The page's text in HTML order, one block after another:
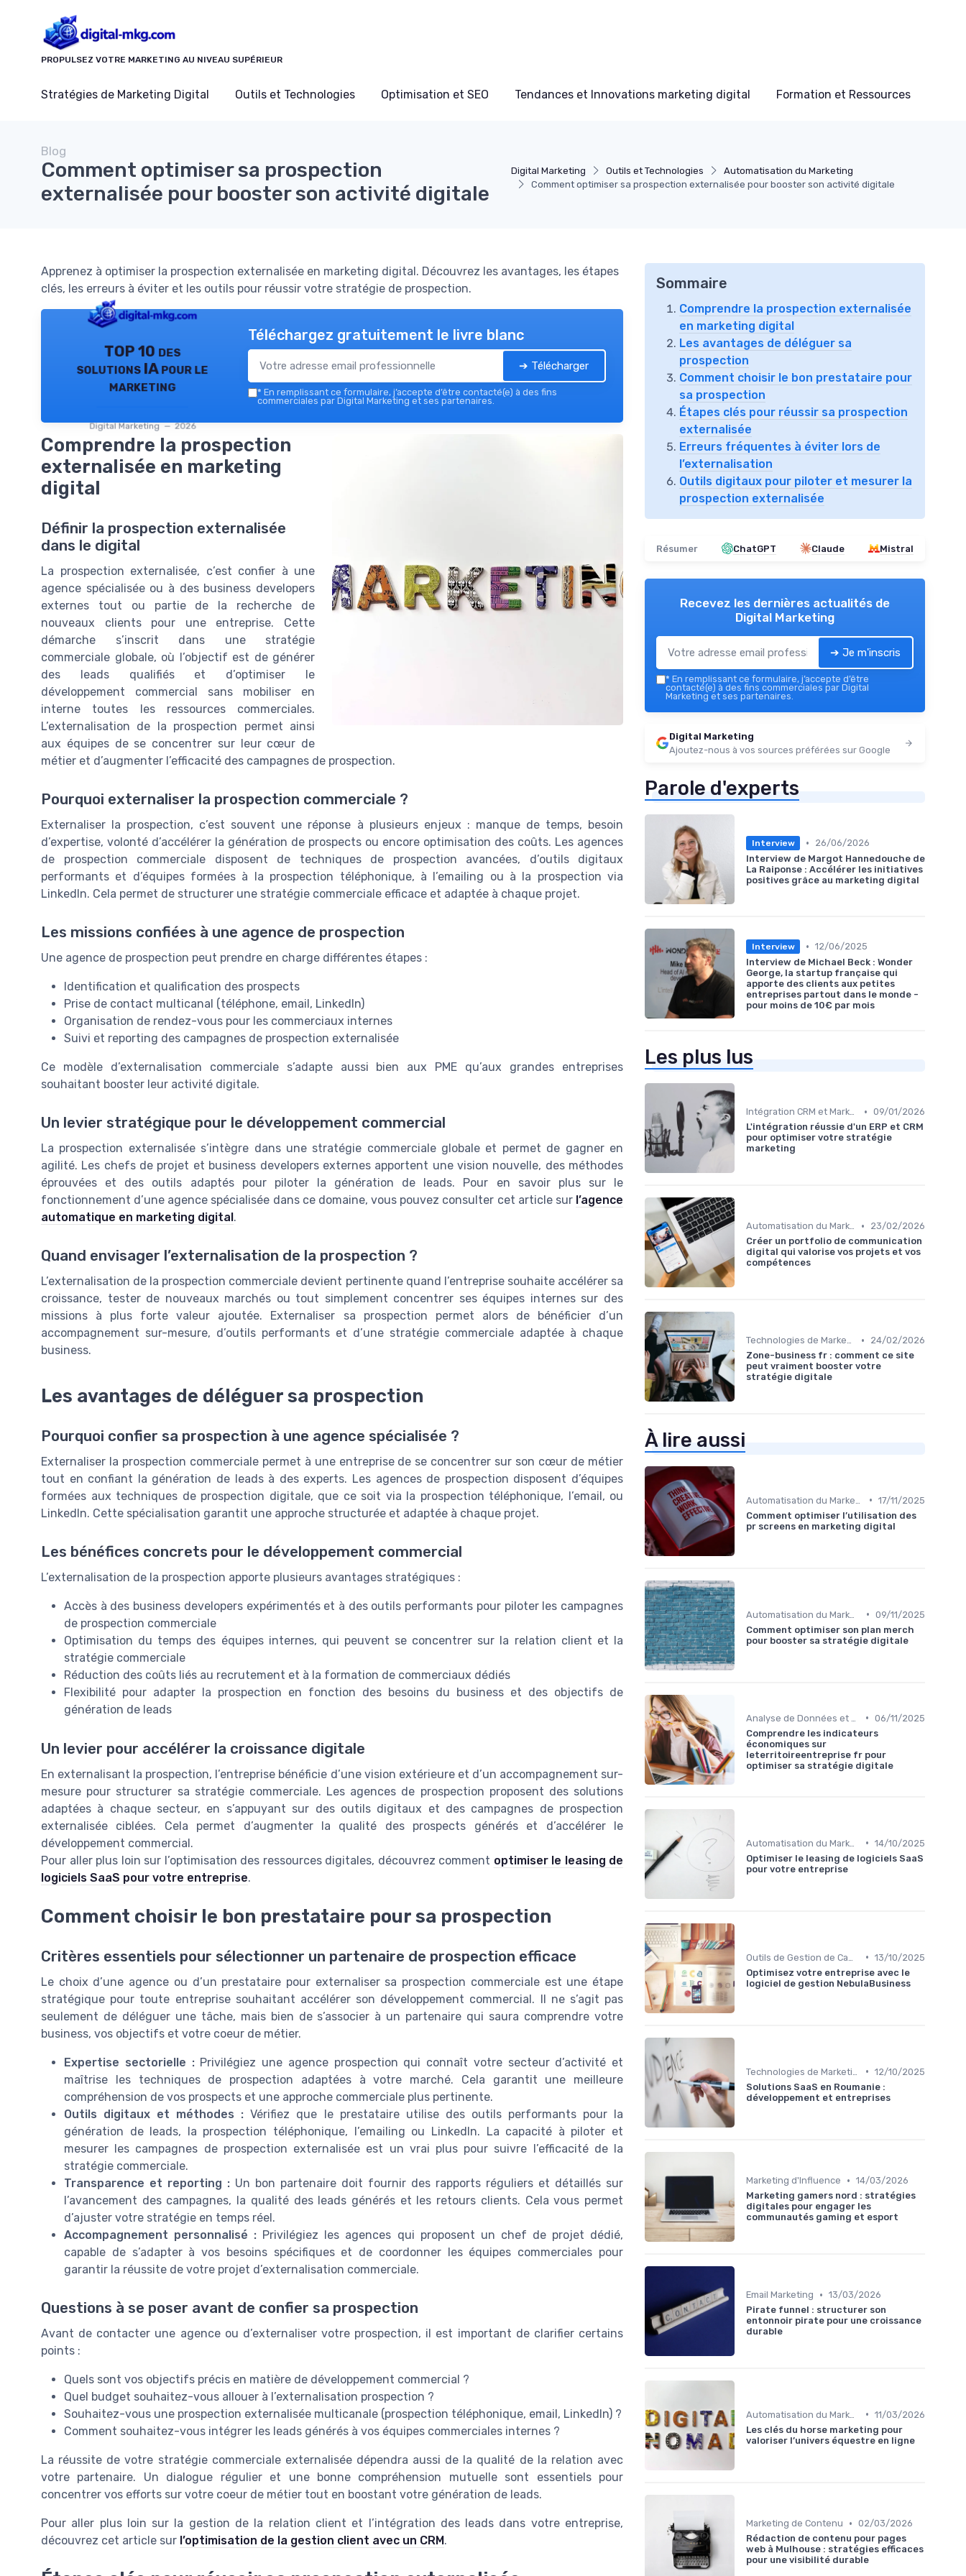
PROPULSEZ VOTRE MARKETING AU NIVEAU SUPÉRIEUR
Stratégies de Marketing Digital Outils et Technologies Optimisation et SEO Tendances et Innovations marketing digital Formation et Ressources
Digital Marketing Outils et Technologies
Automatisation du Marketing
Comment optimiser sa prospection externalisée pour booster son activité digitale
Blog
Comment optimiser sa prospection
externalisée pour booster son activité digitale
Apprenez à optimiser la prospection externalisée en marketing digital. Découvrez les avantages, les étapes
clés, les erreurs à éviter et les outils pour réussir votre stratégie de prospection.
TOP 10 des
solutions IA pour le
marketing
Digital Marketing — 2026
Téléchargez gratuitement le livre blanc
➔ Télécharger
* En remplissant ce formulaire, j’accepte d’être contacté(e) à des fins
commerciales par Digital Marketing et ses partenaires.
Comprendre la prospection
externalisée en marketing
digital
Définir la prospection externalisée
dans le digital
La prospection externalisée, c’est confier à une
agence spécialisée ou à des business developers
externes tout ou partie de la recherche de
nouveaux clients pour une entreprise. Cette
démarche s’inscrit dans une stratégie
commerciale globale, où l’objectif est de générer
des leads qualifiés et d’optimiser le
développement commercial sans mobiliser en
interne toutes les ressources commerciales.
L’externalisation de la prospection permet ainsi
aux équipes de se concentrer sur leur cœur de
métier et d’augmenter l’efficacité des campagnes de prospection.
Pourquoi externaliser la prospection commerciale ?
Externaliser la prospection, c’est souvent une réponse à plusieurs enjeux : manque de temps, besoin
d’expertise, volonté d’accélérer la génération de prospects ou encore optimisation des coûts. Les agences
de prospection commerciale disposent de techniques de prospection avancées, d’outils digitaux
performants et d’équipes formées à la prospection téléphonique, à l’emailing ou à la prospection via
LinkedIn. Cela permet de structurer une stratégie commerciale efficace et adaptée à chaque projet.
Les missions confiées à une agence de prospection
Une agence de prospection peut prendre en charge différentes étapes :
Identification et qualification des prospects
Prise de contact multicanal (téléphone, email, LinkedIn)
Organisation de rendez-vous pour les commerciaux internes
Suivi et reporting des campagnes de prospection externalisée
Ce modèle d’externalisation commerciale s’adapte aussi bien aux PME qu’aux grandes entreprises
souhaitant booster leur activité digitale.
Un levier stratégique pour le développement commercial
La prospection externalisée s’intègre dans une stratégie commerciale globale et permet de gagner en
agilité. Les chefs de projet et business developers externes apportent une vision nouvelle, des méthodes
éprouvées et des outils adaptés pour piloter la génération de leads. Pour en savoir plus sur le
fonctionnement d’une agence spécialisée dans ce domaine, vous pouvez consulter cet article sur l’agence
automatique en marketing digital .
Quand envisager l’externalisation de la prospection ?
L’externalisation de la prospection commerciale devient pertinente quand l’entreprise souhaite accélérer sa
croissance, tester de nouveaux marchés ou tout simplement concentrer ses équipes internes sur des
missions à plus forte valeur ajoutée. Externaliser sa prospection permet alors de bénéficier d’un
accompagnement sur-mesure, d’outils performants et d’une stratégie commerciale adaptée à chaque
business.
Les avantages de déléguer sa prospection
Pourquoi confier sa prospection à une agence spécialisée ?
Externaliser la prospection commerciale permet à une entreprise de se concentrer sur son cœur de métier
tout en confiant la génération de leads à des experts. Les agences de prospection disposent d’équipes
formées aux techniques de prospection digitale, que ce soit via la prospection téléphonique, l’email, ou
LinkedIn. Cette spécialisation garantit une approche structurée et adaptée à chaque projet.
Les bénéfices concrets pour le développement commercial
L’externalisation de la prospection apporte plusieurs avantages stratégiques :
Accès à des business developers expérimentés et à des outils performants pour piloter les campagnes
de prospection commerciale
Optimisation du temps des équipes internes, qui peuvent se concentrer sur la relation client et la
stratégie commerciale
Réduction des coûts liés au recrutement et à la formation de commerciaux dédiés
Flexibilité pour adapter la prospection en fonction des besoins du business et des objectifs de
génération de leads
Un levier pour accélérer la croissance digitale
En externalisant la prospection, l’entreprise bénéficie d’une vision extérieure et d’un accompagnement sur-
mesure pour structurer sa stratégie commerciale. Les agences de prospection proposent des solutions
adaptées à chaque secteur, en s’appuyant sur des outils digitaux et des campagnes de prospection
externalisée ciblées. Cela permet d’augmenter la qualité des prospects générés et d’accélérer le
développement commercial.
Pour aller plus loin sur l’optimisation des ressources digitales, découvrez comment optimiser le leasing de
logiciels SaaS pour votre entreprise.
Comment choisir le bon prestataire pour sa prospection
Critères essentiels pour sélectionner un partenaire de prospection efficace
Le choix d’une agence ou d’un prestataire pour externaliser sa prospection commerciale est une étape
stratégique pour toute entreprise souhaitant accélérer son développement commercial. Il ne s’agit pas
seulement de déléguer une tâche, mais bien de s’associer à un partenaire qui saura comprendre votre
business, vos objectifs et votre coeur de métier.
Expertise sectorielle :Privilégiez une agence prospection qui connaît votre secteur d’activité et
maîtrise les techniques de prospection adaptées à votre marché. Cela garantit une meilleure
compréhension de vos prospects et une approche commerciale plus pertinente.
Outils digitaux et méthodes : Vérifiez que le prestataire utilise des outils performants pour la
génération de leads, la prospection téléphonique, l’emailing ou LinkedIn. La capacité à piloter et
mesurer les campagnes de prospection externalisée est un vrai plus pour suivre l’efficacité de la
stratégie commerciale.
Transparence et reporting : Un bon partenaire doit fournir des rapports réguliers et détaillés sur
l’avancement des campagnes, la qualité des leads générés et les retours clients. Cela vous permet
d’ajuster votre stratégie en temps réel.
Accompagnement personnalisé : Privilégiez les agences qui proposent un chef de projet dédié,
capable de s’adapter à vos besoins spécifiques et de coordonner les équipes commerciales pour
garantir la réussite de votre projet d’externalisation commerciale.
Questions à se poser avant de confier sa prospection
Avant de contacter une agence ou d’externaliser votre prospection, il est important de clarifier certains
points :
Quels sont vos objectifs précis en matière de développement commercial ?
Quel budget souhaitez-vous allouer à l’externalisation prospection ?
Souhaitez-vous une prospection externalisée multicanale (prospection téléphonique, email, LinkedIn) ?
Comment souhaitez-vous intégrer les leads générés à vos équipes commerciales internes ?
La réussite de votre stratégie commerciale externalisée dépendra aussi de la qualité de la relation avec
votre partenaire. Un dialogue régulier et une bonne compréhension mutuelle sont essentiels pour
concentrer vos efforts sur votre coeur de métier tout en boostant votre génération de leads.
Pour aller plus loin sur la gestion de la relation client et l’intégration des leads dans votre entreprise,
découvrez cet article sur l’optimisation de la gestion client avec un CRM.
Sommaire
Comprendre la prospection externalisée
en marketing digital
Les avantages de déléguer sa
prospection
Comment choisir le bon prestataire pour
sa prospection
Étapes clés pour réussir sa prospection
externalisée
Erreurs fréquentes à éviter lors de
l’externalisation
Outils digitaux pour piloter et mesurer la
prospection externalisée
Résumer ChatGPT Claude Mistral
Recevez les dernières actualités de
Digital Marketing
➔ Je m'inscris
* En remplissant ce formulaire, j’accepte d’être
contacté(e) à des fins commerciales par Digital
Marketing et ses partenaires.
Digital Marketing
Ajoutez-nous à vos sources préférées sur Google
Parole d'experts
Interview •
26/06/2026
Interview de Margot Hannedouche de
La Raiponse : Accélérer les initiatives
positives grâce au marketing digital
Interview • 12/06/2025
Interview de Michael Beck : Wonder
George, la startup française qui
apporte des clients aux petites
entreprises partout dans le monde -
pour moins de 10€ par mois
Les plus lus
Intégration CRM et Marketing • 09/01/2026
L'intégration réussie d'un ERP et CRM
pour optimiser votre stratégie
marketing
Automatisation du Marketing •
23/02/2026
Créer un portfolio de communication
digital qui valorise vos projets et vos
compétences
Technologies de Marketing Digital •
24/02/2026
Zone-business fr : comment ce site
peut vraiment booster votre
stratégie digitale
À lire aussi
• 17/11/2025
Comment optimiser l’utilisation des
pr screens en marketing digital
• 09/11/2025
Comment optimiser son plan merch
pour booster sa stratégie digitale
• 06/11/2025
Comprendre les indicateurs
économiques sur
leterritoireentreprise fr pour
optimiser sa stratégie digitale
• 14/10/2025
Optimiser le leasing de logiciels SaaS
pour votre entreprise
• 13/10/2025
Optimisez votre entreprise avec le
logiciel de gestion NebulaBusiness
• 12/10/2025
Solutions SaaS en Roumanie :
développement et entreprises
Marketing d'Influence • 14/03/2026
Marketing gamers nord : stratégies
digitales pour engager les
communautés gaming et esport
Email Marketing • 13/03/2026
Pirate funnel : structurer son
entonnoir pirate pour une croissance
durable
• 11/03/2026
Les clés du horse marketing pour
valoriser l’univers équestre en ligne
Marketing de Contenu • 02/03/2026
Rédaction de contenu pour pages
web à Mulhouse : stratégies efficaces
pour une visibilité durable